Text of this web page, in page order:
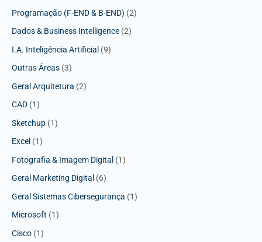
Programação (F-END & B-END) (2)
Dados & Business Intelligence (2)
I.A. Inteligência Artificial (9)
Outras Áreas (3)
Geral Arquitetura (2)
CAD (1)
Sketchup (1)
Excel (1)
Fotografia & Imagem Digital (1)
Geral Marketing Digital (6)
Geral Sistemas Cibersegurança (1)
Microsoft (1)
Cisco (1)